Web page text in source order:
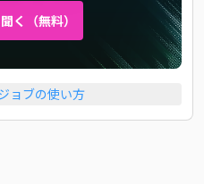
く（無料）
ョブの使い方